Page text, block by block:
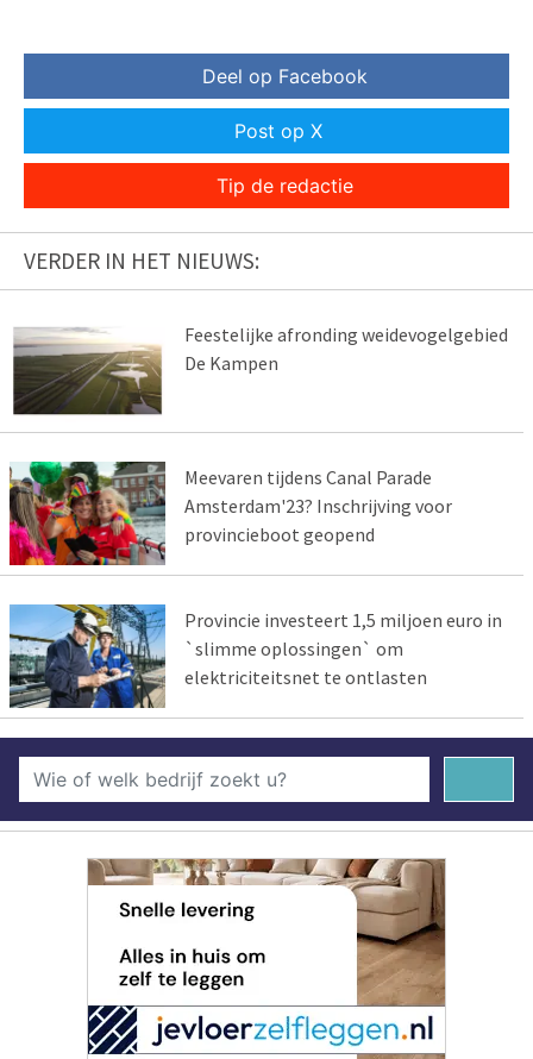
Deel op Facebook
Post op X
Tip de redactie
VERDER IN HET NIEUWS:
Feestelijke afronding weidevogelgebied
De Kampen
Meevaren tijdens Canal Parade
Amsterdam'23? Inschrijving voor
provincieboot geopend
Provincie investeert 1,5 miljoen euro in
`slimme oplossingen` om
elektriciteitsnet te ontlasten